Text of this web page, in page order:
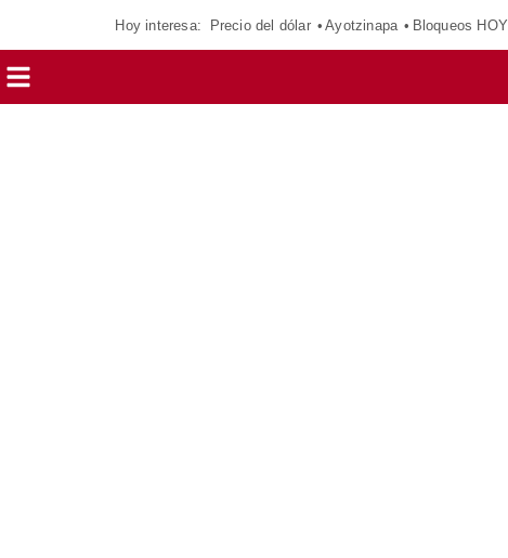
Hoy interesa: Precio del dólar Ayotzinapa Bloqueos HOY